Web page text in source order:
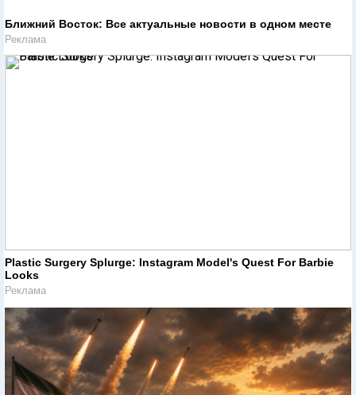
Ближний Восток: Все актуальные новости в одном месте
Реклама
Plastic Surgery Splurge: Instagram Model's Quest For Barbie
Looks
Реклама